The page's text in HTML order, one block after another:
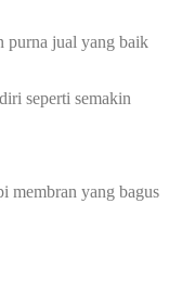
purna jual yang baik
seperti semakin
membran yang bagus